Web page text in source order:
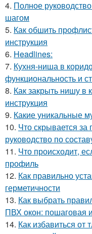
4. Полное
шагом
5. Как обшить
инструкция
6. Headlines:
7. Кухня-ниша в
функциональность и
8. Как закрыть нишу
инструкция
9. Какие уникальные
10. Что скрывается
руководство по
11. Что происходит,
профиль
12. Как правильно
герметичности
13. Как выбрать
ПВХ окон: пошаговая
14. Как избавиться от